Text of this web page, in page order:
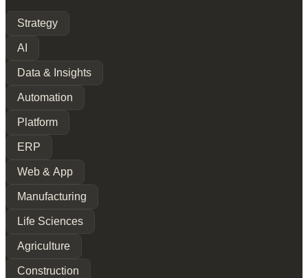
Strategy
AI
Data & Insights
Automation
Platform
ERP
Web & App
Manufacturing
Life Sciences
Agriculture
Construction